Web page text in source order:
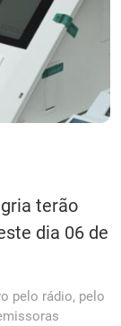
terão
dia 06 de
pelo rádio, pelo